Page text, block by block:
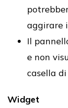
aggirare
Il
e non
casella
Widget